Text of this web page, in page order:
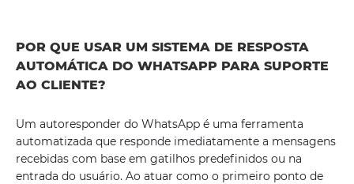
POR QUE USAR UM SISTEMA DE RESPOSTA
AUTOMÁTICA DO WHATSAPP PARA SUPORTE
AO CLIENTE?
Um autoresponder do WhatsApp é uma ferramenta
automatizada que responde imediatamente a mensagens
recebidas com base em gatilhos predefinidos ou na
entrada do usuário. Ao atuar como o primeiro ponto de